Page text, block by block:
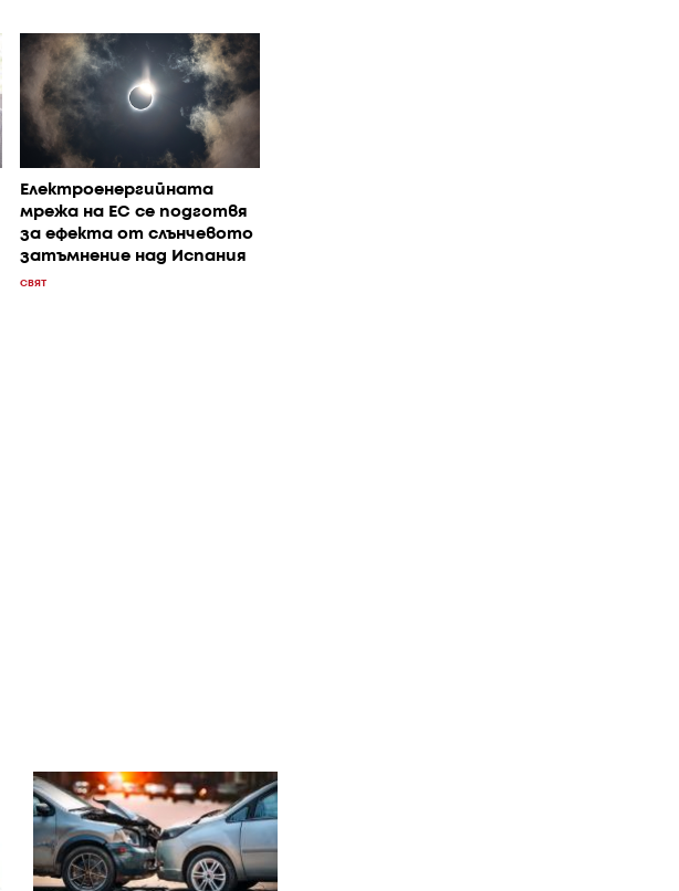
Електроенергийната
мрежа на ЕС се подготвя
за ефекта от слънчевото
затъмнение над Испания
СВЯТ